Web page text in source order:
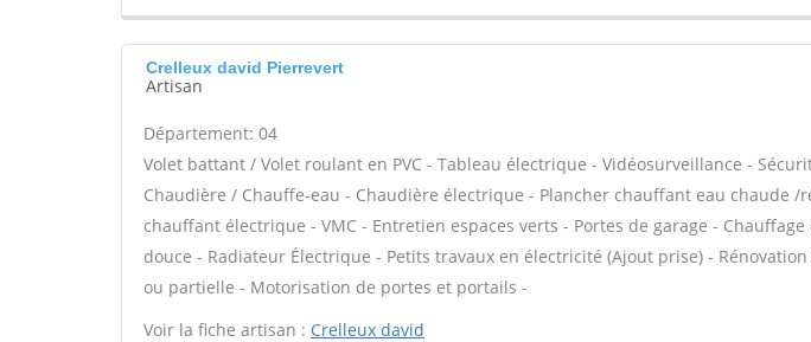
Crelleux david Pierrevert
Artisan
Département: 04
Volet battant / Volet roulant en PVC - Tableau électrique - Vidéosurveillance -
Chaudière / Chauffe-eau - Chaudière électrique - Plancher chauffant eau chaude /
chauffant électrique - VMC - Entretien espaces verts - Portes de garage -
douce - Radiateur Électrique - Petits travaux en électricité (Ajout prise) -
ou partielle - Motorisation de portes et portails -
Voir la fiche artisan : Crelleux david